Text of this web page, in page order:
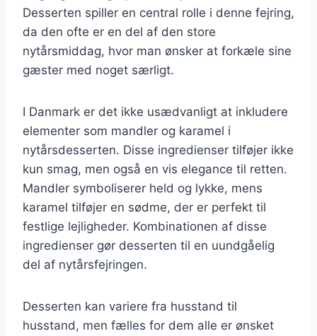
Desserten spiller en central rolle i denne fejring,
da den ofte er en del af den store
nytårsmiddag, hvor man ønsker at forkæle sine
gæster med noget særligt.
I Danmark er det ikke usædvanligt at inkludere
elementer som mandler og karamel i
nytårsdesserten. Disse ingredienser tilføjer ikke
kun smag, men også en vis elegance til retten.
Mandler symboliserer held og lykke, mens
karamel tilføjer en sødme, der er perfekt til
festlige lejligheder. Kombinationen af disse
ingredienser gør desserten til en uundgåelig
del af nytårsfejringen.
Desserten kan variere fra husstand til
husstand, men fælles for dem alle er ønsket